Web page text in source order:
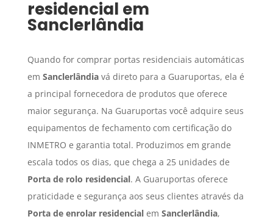
residencial em
Sanclerlândia
Quando for comprar portas residenciais automáticas
em Sanclerlândiavá direto para a Guaruportas, ela é
a principal fornecedora de produtos que oferece
maior segurança. Na Guaruportas você adquire seus
equipamentos de fechamento com certificação do
INMETRO e garantia total. Produzimos em grande
escala todos os dias, que chega a 25 unidades de
Porta de rolo residencial. A Guaruportas oferece
praticidade e segurança aos seus clientes através da
Porta de enrolar residencialem Sanclerlândia,